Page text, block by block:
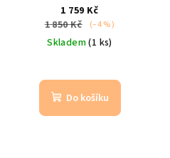
pastelová magnetická
stavebnice pro kreativní
tvoření
1 759 Kč
1 850 Kč (–4 %)
Skladem(1 ks)
Do košíku